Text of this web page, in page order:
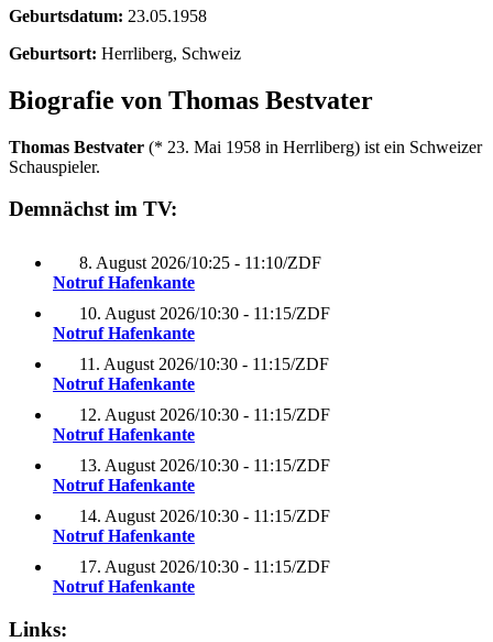
Geburtsdatum: 23.05.1958
Geburtsort: Herrliberg, Schweiz
Biografie von Thomas Bestvater
Thomas Bestvater (* 23. Mai 1958 in Herrliberg) ist ein Schweizer
Schauspieler.
Demnächst im TV:
8. August 2026/10:25 - 11:10/ZDF
Notruf Hafenkante
10. August 2026/10:30 - 11:15/ZDF
Notruf Hafenkante
11. August 2026/10:30 - 11:15/ZDF
Notruf Hafenkante
12. August 2026/10:30 - 11:15/ZDF
Notruf Hafenkante
13. August 2026/10:30 - 11:15/ZDF
Notruf Hafenkante
14. August 2026/10:30 - 11:15/ZDF
Notruf Hafenkante
17. August 2026/10:30 - 11:15/ZDF
Notruf Hafenkante
Links: